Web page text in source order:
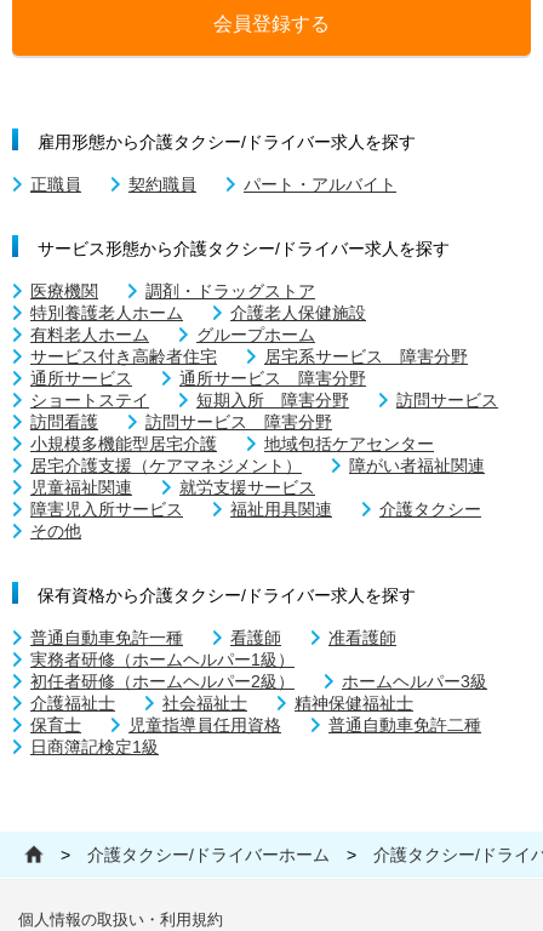
会員登録する
雇用形態から介護タクシー/ドライバー求人を探す
正職員 契約職員 パート・アルバイト
サービス形態から介護タクシー/ドライバー求人を探す
医療機関
調剤・ドラッグストア
特別養護老人ホーム
介護老人保健施設
有料老人ホーム
グループホーム
サービス付き高齢者住宅
居宅系サービス 障害分野
通所サービス
通所サービス 障害分野
ショートステイ
短期入所 障害分野
訪問サービス
訪問看護
訪問サービス 障害分野
小規模多機能型居宅介護
地域包括ケアセンター
居宅介護支援（ケアマネジメント）
障がい者福祉関連
児童福祉関連
就労支援サービス
障害児入所サービス
福祉用具関連
介護タクシー
その他
保有資格から介護タクシー/ドライバー求人を探す
普通自動車免許一種 看護師
准看護師
実務者研修（ホームヘルパー1級）
初任者研修（ホームヘルパー2級）
ホームヘルパー3級
介護福祉士
社会福祉士
精神保健福祉士
保育士
児童指導員任用資格
普通自動車免許二種
日商簿記検定1級
> 介護タクシー/ドライバーホーム > 介護タクシー/ドライ
個人情報の取扱い・利用規約